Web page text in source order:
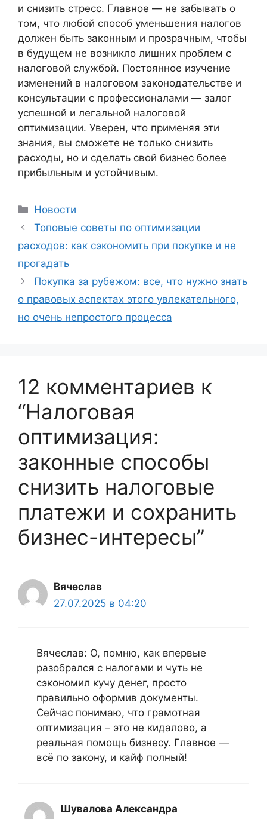
и снизить стресс. Главное — не забывать о
том, что любой способ уменьшения налогов
должен быть законным и прозрачным, чтобы
в будущем не возникло лишних проблем с
налоговой службой. Постоянное изучение
изменений в налоговом законодательстве и
консультации с профессионалами — залог
успешной и легальной налоговой
оптимизации. Уверен, что применяя эти
знания, вы сможете не только снизить
расходы, но и сделать свой бизнес более
прибыльным и устойчивым.
Рубрики
Новости
Топовые советы по оптимизации
расходов: как сэкономить при покупке и не
прогадать
Покупка за рубежом: все, что нужно знать
о правовых аспектах этого увлекательного,
но очень непростого процесса
12 комментариев к
“Налоговая
оптимизация:
законные способы
снизить налоговые
платежи и сохранить
бизнес-интересы”
Вячеслав
27.07.2025 в 04:20
Вячеслав: О, помню, как впервые
разобрался с налогами и чуть не
сэкономил кучу денег, просто
правильно оформив документы.
Сейчас понимаю, что грамотная
оптимизация – это не кидалово, а
реальная помощь бизнесу. Главное —
всё по закону, и кайф полный!
Шувалова Александра